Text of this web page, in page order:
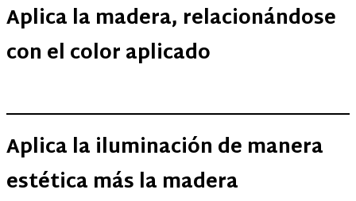
Aplica la madera, relacionándose
con el color aplicado
Aplica la iluminación de manera
estética más la madera